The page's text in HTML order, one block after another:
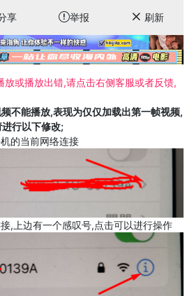
享 举报 刷新
放或播放出错,请点击右侧客服或者反馈,
不能播放,表现为仅仅加载出第一帧视频,
行以下修改;
的当前网络连接
,上边有一个感叹号,点击可以进行操作